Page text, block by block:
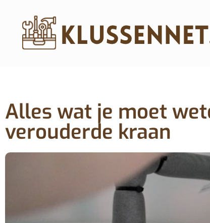
Alles wat je moet
verouderde kraan